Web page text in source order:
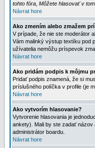
tohto fóra, Môžete hlasovať v
Návrat hore
Ako zmením alebo zmažem
V prípade, že nie ste moderátor
Vám malinký výstup textíku pod
užívatelia nemôžu príspevok
Návrat hore
Ako pridám podpis k môjmu
Pridať podpis znamená, že si
príslušného políčka v profile (je
Návrat hore
Ako vytvorím hlasovanie?
Vytvorenie hlasovania je
ankety). Mali by ste zadať
administrátor boardu.
Návrat hore